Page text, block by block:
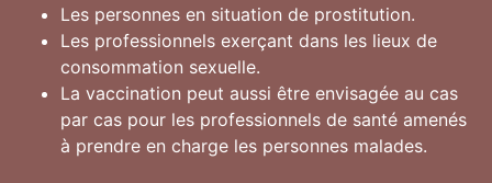
Les personnes en situation de prostitution.
Les professionnels exerçant dans les lieux de
consommation sexuelle.
La vaccination peut aussi être envisagée au cas
par cas pour les professionnels de santé amenés
à prendre en charge les personnes malades.